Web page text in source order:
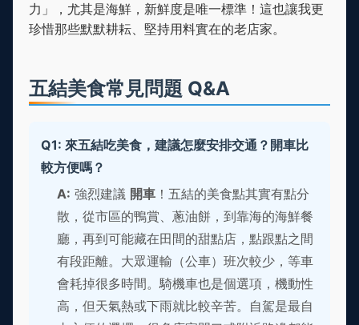
力」，尤其是海鮮，新鮮度是唯一標準！這也讓我更
珍惜那些默默耕耘、堅持用料實在的老店家。
五結美食常見問題 Q&A
Q1: 來五結吃美食，建議怎麼安排交通？開車比
較方便嗎？
A: 強烈建議 開車 ！五結的美食點其實有點分
散，從市區的鴨賞、蔥油餅，到靠海的海鮮餐
廳，再到可能藏在田間的甜點店，點跟點之間
有段距離。大眾運輸（公車）班次較少，等車
會耗掉很多時間。騎機車也是個選項，機動性
高，但天氣熱或下雨就比較辛苦。自駕是最自